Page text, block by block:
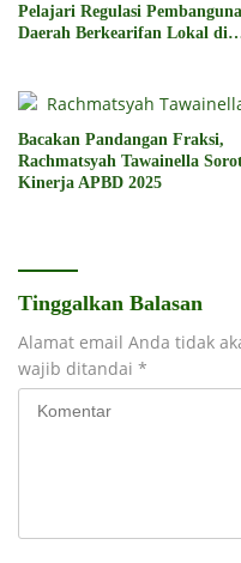
Pelajari Regulasi
Daerah Berkearifan Lokal di
Bacakan Pandangan Fraksi,
Rachmatsyah Tawainella
Kinerja APBD 2025
Tinggalkan Balasan
Alamat email Anda tidak
wajib ditandai *